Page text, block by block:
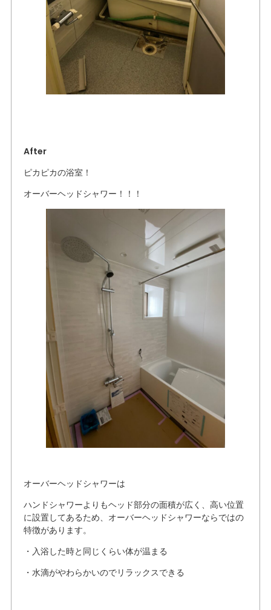
After
ピカピカの浴室！
オーバーヘッドシャワー！！！
オーバーヘッドシャワーは
ハンドシャワーよりもヘッド部分の面積が広く、高い位置
に設置してあるため、オーバーヘッドシャワーならではの
特徴があります。
・入浴した時と同じくらい体が温まる
・水滴がやわらかいのでリラックスできる